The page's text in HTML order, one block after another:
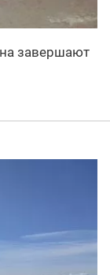
завершают